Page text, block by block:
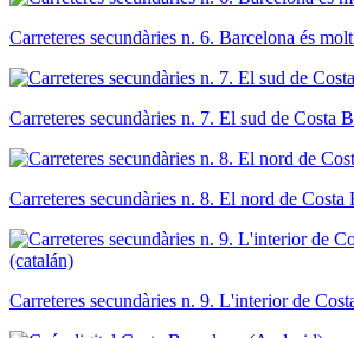
Carreteres secundàries n. 6. Barcelona és
Carreteres secundàries n. 7. El sud de Costa
Carreteres secundàries n. 8. El nord de Costa
Carreteres secundàries n. 9. L'interior de